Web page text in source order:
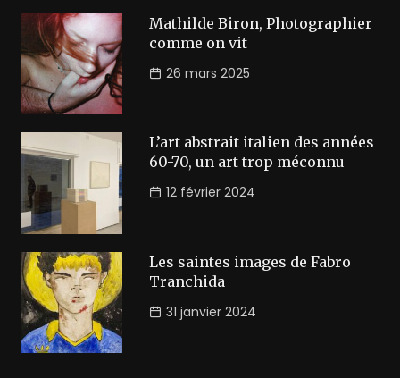
Mathilde Biron, Photographier
comme on vit
26 mars 2025
L’art abstrait italien des années
60-70, un art trop méconnu
12 février 2024
Les saintes images de Fabro
Tranchida
31 janvier 2024